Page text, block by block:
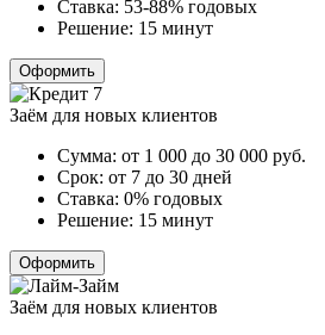
Ставка: 53-88% годовых
Решение: 15 минут
Оформить
Заём для новых клиентов
Сумма: от 1 000 до 30 000 руб.
Срок: от 7 до 30 дней
Ставка: 0% годовых
Решение: 15 минут
Оформить
Заём для новых клиентов